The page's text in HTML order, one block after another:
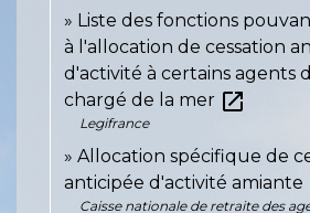
Liste des fonctions
à l'allocation de cessation
d'activité à certains agents
chargé de la mer open_in_new
Legifrance
Allocation spécifique de
anticipée d'activité amiante
Caisse nationale de retraite des